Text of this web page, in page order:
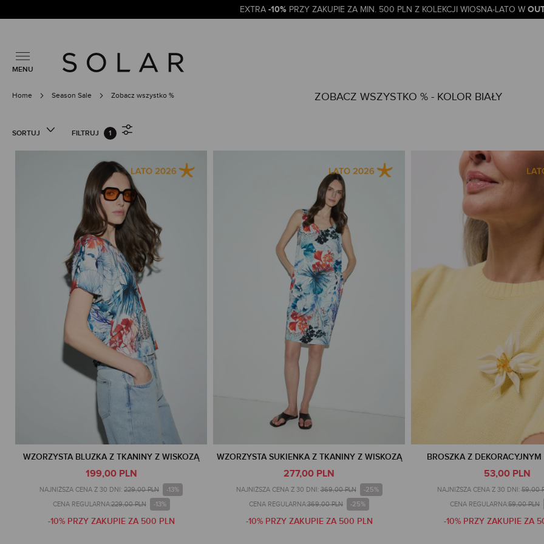
EXTRA -10% PRZY ZAKUPIE ZA MIN. 500 PLN Z KOLEKCJI WIOSNA-LATO W
MENU
Home Season Sale Zobacz wszystko % ZOBACZ WSZYSTKO % - KOLOR BIAŁY
SORTUJ FILTRUJ 1
WZORZYSTA BLUZKA Z TKANINY Z WISKOZĄ
199,00 PLN
NAJNIŻSZA CENA Z 30 DNI: 229,00 PLN -13%
CENA REGULARNA:229,00 PLN -13%
-10% PRZY ZAKUPIE ZA 500 PLN
WZORZYSTA SUKIENKA Z TKANINY Z WISKOZĄ
277,00 PLN
NAJNIŻSZA CENA Z 30 DNI: 369,00 PLN -25%
CENA REGULARNA:369,00 PLN -25%
-10% PRZY ZAKUPIE ZA 500 PLN
BROSZKA Z
53,00 PLN
NAJNIŻSZA CENA Z 30 DNI: 59,00
CENA REGULARNA:59,00 PLN
-10% PRZY ZAKUPIE ZA